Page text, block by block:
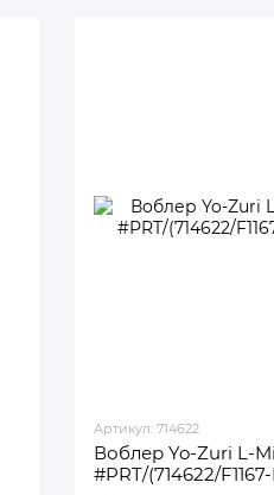
Артикул: 714622
Воблер Yo-Zuri L-
#PRT/(714622/